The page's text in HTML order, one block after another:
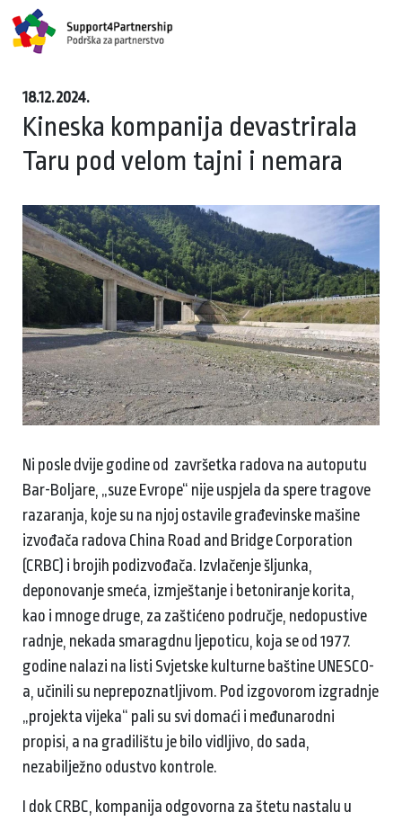
18.12.2024.
Kineska kompanija devastrirala
Taru pod velom tajni i nemara
Ni posle dvije godine od završetka radova na autoputu
Bar-Boljare, „suze Evrope“ nije uspjela da spere tragove
razaranja, koje su na njoj ostavile građevinske mašine
izvođača radova China Road and Bridge Corporation
(CRBC) i brojih podizvođača. Izvlačenje šljunka,
deponovanje smeća, izmještanje i betoniranje korita,
kao i mnoge druge, za zaštićeno područje, nedopustive
radnje, nekada smaragdnu ljepoticu, koja se od 1977.
godine nalazi na listi Svjetske kulturne baštine UNESCO-
a, učinili su neprepoznatljivom. Pod izgovorom izgradnje
„projekta vijeka“ pali su svi domaći i međunarodni
propisi, a na gradilištu je bilo vidljivo, do sada,
nezabilježno odustvo kontrole.
I dok CRBC, kompanija odgovorna za štetu nastalu u